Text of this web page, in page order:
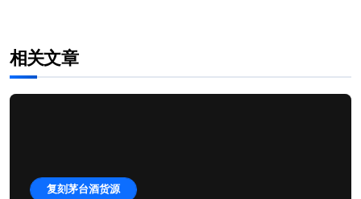
相关文章
复刻茅台酒货源